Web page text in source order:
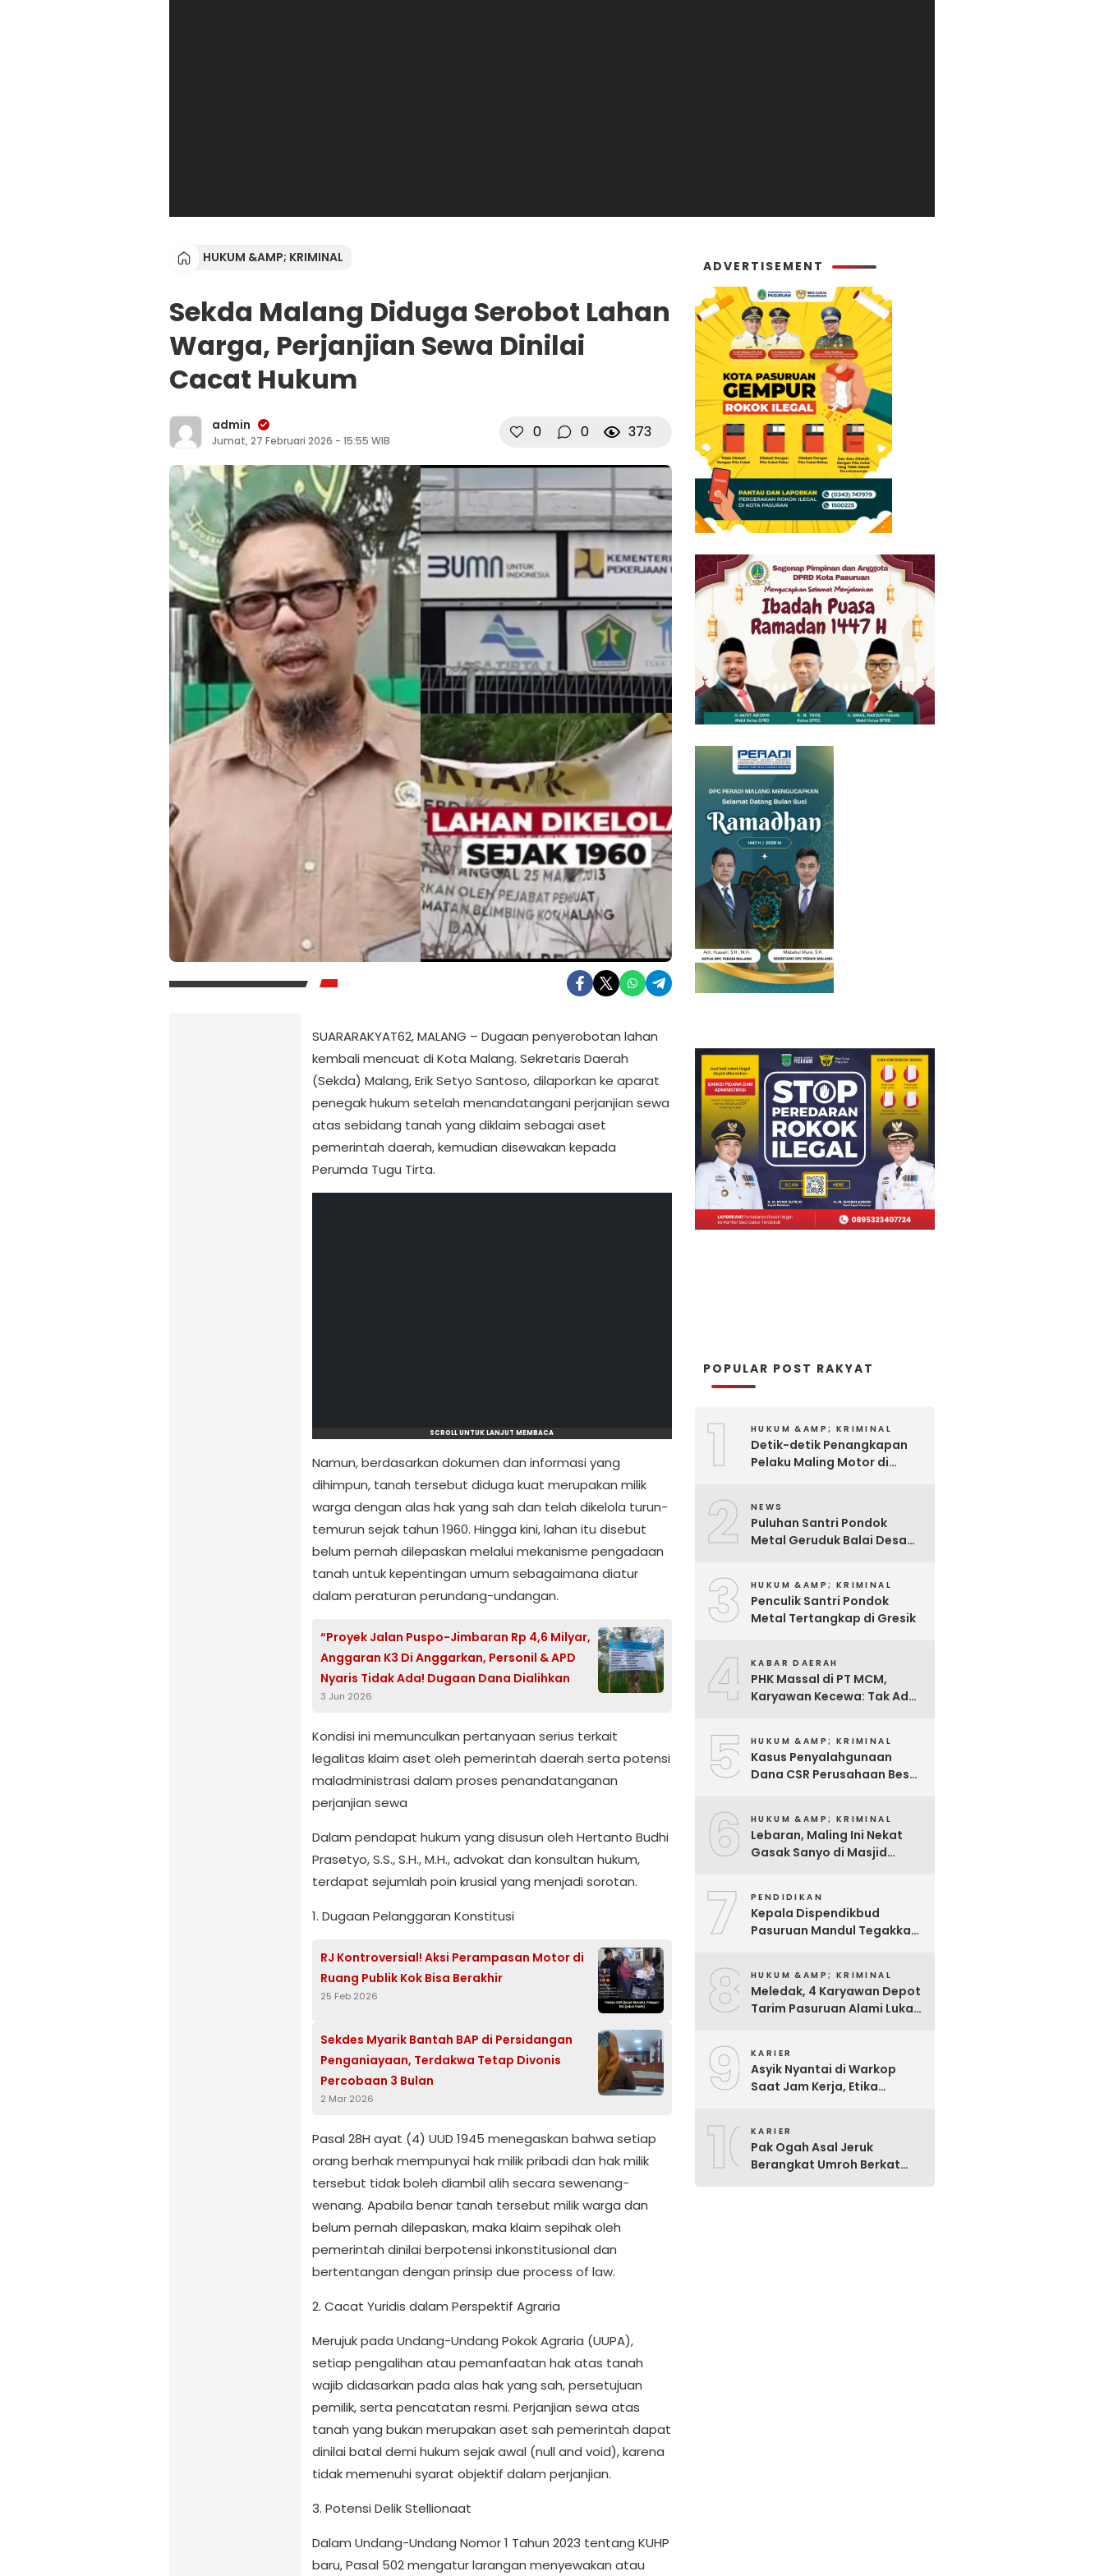
HUKUM &AMP; KRIMINAL
Sekda Malang Diduga Serobot Lahan
Warga, Perjanjian Sewa Dinilai
Cacat Hukum
admin
Jumat, 27 Februari 2026 - 15:55 WIB 0 0 373
SUARARAKYAT62, MALANG – Dugaan penyerobotan lahan
kembali mencuat di Kota Malang. Sekretaris Daerah
(Sekda) Malang, Erik Setyo Santoso, dilaporkan ke aparat
penegak hukum setelah menandatangani perjanjian sewa
atas sebidang tanah yang diklaim sebagai aset
pemerintah daerah, kemudian disewakan kepada
Perumda Tugu Tirta.
SCROLL UNTUK LANJUT MEMBACA
Namun, berdasarkan dokumen dan informasi yang
dihimpun, tanah tersebut diduga kuat merupakan milik
warga dengan alas hak yang sah dan telah dikelola turun-
temurun sejak tahun 1960. Hingga kini, lahan itu disebut
belum pernah dilepaskan melalui mekanisme pengadaan
tanah untuk kepentingan umum sebagaimana diatur
dalam peraturan perundang-undangan.
“Proyek Jalan Puspo-Jimbaran Rp 4,6 Milyar,
Anggaran K3 Di Anggarkan, Personil & APD
Nyaris Tidak Ada! Dugaan Dana Dialihkan
3 Jun 2026
Kondisi ini memunculkan pertanyaan serius terkait
legalitas klaim aset oleh pemerintah daerah serta potensi
maladministrasi dalam proses penandatanganan
perjanjian sewa
Dalam pendapat hukum yang disusun oleh Hertanto Budhi
Prasetyo, S.S., S.H., M.H., advokat dan konsultan hukum,
terdapat sejumlah poin krusial yang menjadi sorotan.
1. Dugaan Pelanggaran Konstitusi
RJ Kontroversial! Aksi Perampasan Motor di
Ruang Publik Kok Bisa Berakhir
25 Feb 2026
Sekdes Myarik Bantah BAP di Persidangan
Penganiayaan, Terdakwa Tetap Divonis
Percobaan 3 Bulan
2 Mar 2026
Pasal 28H ayat (4) UUD 1945 menegaskan bahwa setiap
orang berhak mempunyai hak milik pribadi dan hak milik
tersebut tidak boleh diambil alih secara sewenang-
wenang. Apabila benar tanah tersebut milik warga dan
belum pernah dilepaskan, maka klaim sepihak oleh
pemerintah dinilai berpotensi inkonstitusional dan
bertentangan dengan prinsip due process of law.
2. Cacat Yuridis dalam Perspektif Agraria
Merujuk pada Undang-Undang Pokok Agraria (UUPA),
setiap pengalihan atau pemanfaatan hak atas tanah
wajib didasarkan pada alas hak yang sah, persetujuan
pemilik, serta pencatatan resmi. Perjanjian sewa atas
tanah yang bukan merupakan aset sah pemerintah dapat
dinilai batal demi hukum sejak awal (null and void), karena
tidak memenuhi syarat objektif dalam perjanjian.
3. Potensi Delik Stellionaat
Dalam Undang-Undang Nomor 1 Tahun 2023 tentang KUHP
baru, Pasal 502 mengatur larangan menyewakan atau
ADVERTISEMENT
POPULAR POST RAKYAT
1 HUKUM &AMP; KRIMINAL
Detik-detik Penangkapan
Pelaku Maling Motor di
2 NEWS
Puluhan Santri Pondok
Metal Geruduk Balai Desa
3 HUKUM &AMP; KRIMINAL
Penculik Santri Pondok
Metal Tertangkap di Gresik
4 KABAR DAERAH
PHK Massal di PT MCM,
Karyawan Kecewa: Tak Ada
5 HUKUM &AMP; KRIMINAL
Kasus Penyalahgunaan
Dana CSR Perusahaan Besar
6 HUKUM &AMP; KRIMINAL
Lebaran, Maling Ini Nekat
Gasak Sanyo di Masjid
7 PENDIDIKAN
Kepala Dispendikbud
Pasuruan Mandul Tegakkan
8 HUKUM &AMP; KRIMINAL
Meledak, 4 Karyawan Depot
Tarim Pasuruan Alami Luka
9 KARIER
Asyik Nyantai di Warkop
Saat Jam Kerja, Etika
10KARIER
Pak Ogah Asal Jeruk
Berangkat Umroh Berkat